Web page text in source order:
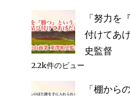
「努力を
付けてあ
史監督
2.2k件のビュー
「棚から